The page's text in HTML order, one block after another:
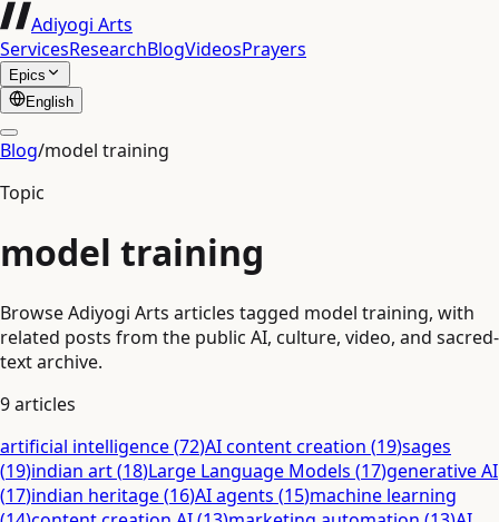
Adiyogi Arts
ServicesResearchBlogVideosPrayers
Epics
English
Blog/model training
Topic
model training
Browse Adiyogi Arts articles tagged model training, with
related posts from the public AI, culture, video, and sacred-
text archive.
9articles
artificial intelligence(72)AI content creation (19)sages
(19)indian art(18)Large Language Models (17)generative AI
(17)indian heritage(16)AI agents (15)machine learning